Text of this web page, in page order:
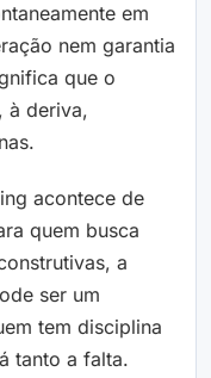
em
nem garantia
que o
à deriva,
acontece de
quem busca
a
ser um
tem disciplina
tanto a falta.